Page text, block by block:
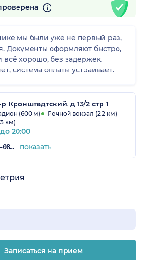
мы были уже не первый раз,
Документы оформляют быстро,
всё хорошо, без задержек,
система оплаты устраивает.
Кронштадтский, д 13/2 стр 1
(600 м)
Речной вокзал (2.2 км)
км)
20:00
+7 (495) 182-08-53 показать
Записаться на прием